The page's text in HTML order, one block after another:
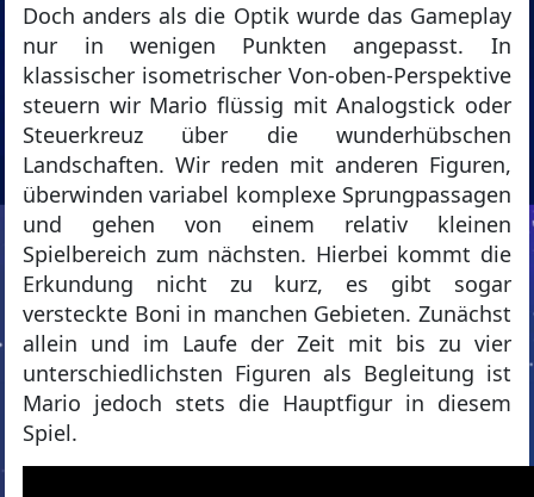
Doch anders als die Optik wurde das Gameplay
nur in wenigen Punkten angepasst. In
klassischer isometrischer Von-oben-Perspektive
steuern wir Mario flüssig mit Analogstick oder
Steuerkreuz über die wunderhübschen
Landschaften. Wir reden mit anderen Figuren,
überwinden variabel komplexe Sprungpassagen
und gehen von einem relativ kleinen
Spielbereich zum nächsten. Hierbei kommt die
Erkundung nicht zu kurz, es gibt sogar
versteckte Boni in manchen Gebieten. Zunächst
allein und im Laufe der Zeit mit bis zu vier
unterschiedlichsten Figuren als Begleitung ist
Mario jedoch stets die Hauptfigur in diesem
Spiel.